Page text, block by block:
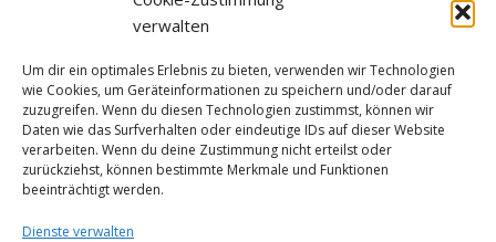
verwalten
Um dir ein optimales Erlebnis zu bieten, verwenden wir Technologien
wie Cookies, um Geräteinformationen zu speichern und/oder darauf
zuzugreifen. Wenn du diesen Technologien zustimmst, können wir
Daten wie das Surfverhalten oder eindeutige IDs auf dieser Website
verarbeiten. Wenn du deine Zustimmung nicht erteilst oder
zurückziehst, können bestimmte Merkmale und Funktionen
beeinträchtigt werden.
Dienste verwalten
https://privacy.google.com/businesses/
Mehr Informationen zum Umgang mit Nutzerdaten
finden Sie in der Datenschutzerklärung von Google:
https://policies.google.com/privacy?hl=de.
6. ECOMMERCE UND ZAHLUNGS­
ANBIETER